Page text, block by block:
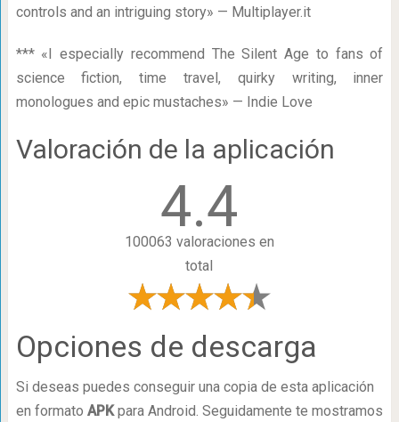
controls and an intriguing story» — Multiplayer.it
*** «I especially recommend The Silent Age to fans of
science fiction, time travel, quirky writing, inner
monologues and epic mustaches» — Indie Love
Valoración de la aplicación
4.4
100063 valoraciones en
total
Opciones de descarga
Si deseas puedes conseguir una copia de esta aplicación
en formato APKpara Android. Seguidamente te mostramos